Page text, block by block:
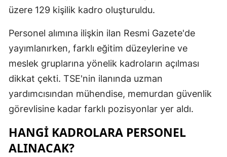
üzere 129 kişilik kadro oluşturuldu.
Personel alımına ilişkin ilan Resmi Gazete'de
yayımlanırken, farklı eğitim düzeylerine ve
meslek gruplarına yönelik kadroların açılması
dikkat çekti. TSE'nin ilanında uzman
yardımcısından mühendise, memurdan güvenlik
görevlisine kadar farklı pozisyonlar yer aldı.
HANGİ KADROLARA PERSONEL
ALINACAK?